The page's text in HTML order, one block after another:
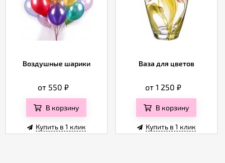
Воздушные шарики
от 550₽
В корзину
Купить в 1 клик
Ваза для цветов
от 1 250₽
В корзину
Купить в 1 клик